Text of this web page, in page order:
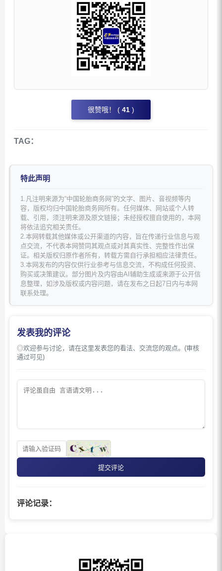
很赞哦！ ( 41 )
TAG：
特此声明
1.凡注明来源为“中国轮胎商务网”的文字、图片、音视频等内
容，版权均归中国轮胎商务网所有。任何媒体、网站或个人转
载、引用，须注明来源及原文链接；未经授权擅自使用的，本网
将依法追究相关责任。
2.本网转载其他媒体或公开渠道的内容，旨在传递行业信息与观
点交流，不代表本网赞同其观点或对其真实性、完整性作出保
证。相关版权归原作者所有，转载方需自行承担相应法律责任。
3.本网发布的内容仅供行业参考与信息交流，不构成任何投资、
购买或决策建议。部分图片及内容由AI辅助生成或来源于公开信
息整理，如涉及版权或内容问题，请在发布之日起7日内与本网
联系处理。
发表我的评论
◎欢迎参与讨论，请在这里发表您的看法、交流您的观点。(审核
通过可见)
提交评论
评论记录：